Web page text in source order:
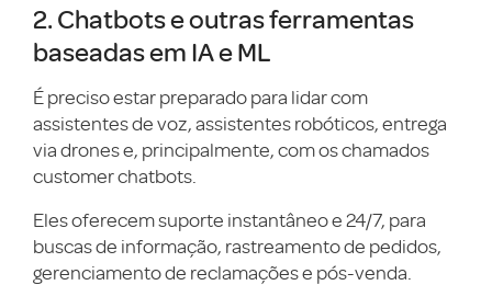
2. Chatbots e outras ferramentas
baseadas em IA e ML
É preciso estar preparado para lidar com
assistentes de voz, assistentes robóticos, entrega
via drones e, principalmente, com os chamados
customer chatbots.
Eles oferecem suporte instantâneo e 24/7, para
buscas de informação, rastreamento de pedidos,
gerenciamento de reclamações e pós-venda.